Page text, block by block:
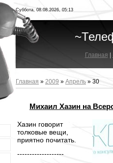
Суббота, 08.08.2026, 05:13
Главная
Главная » 2009 » Апрель » 30
Михаил Хазин на
Хазин говорит
толковые вещи,
приятно почитать.
-------------------